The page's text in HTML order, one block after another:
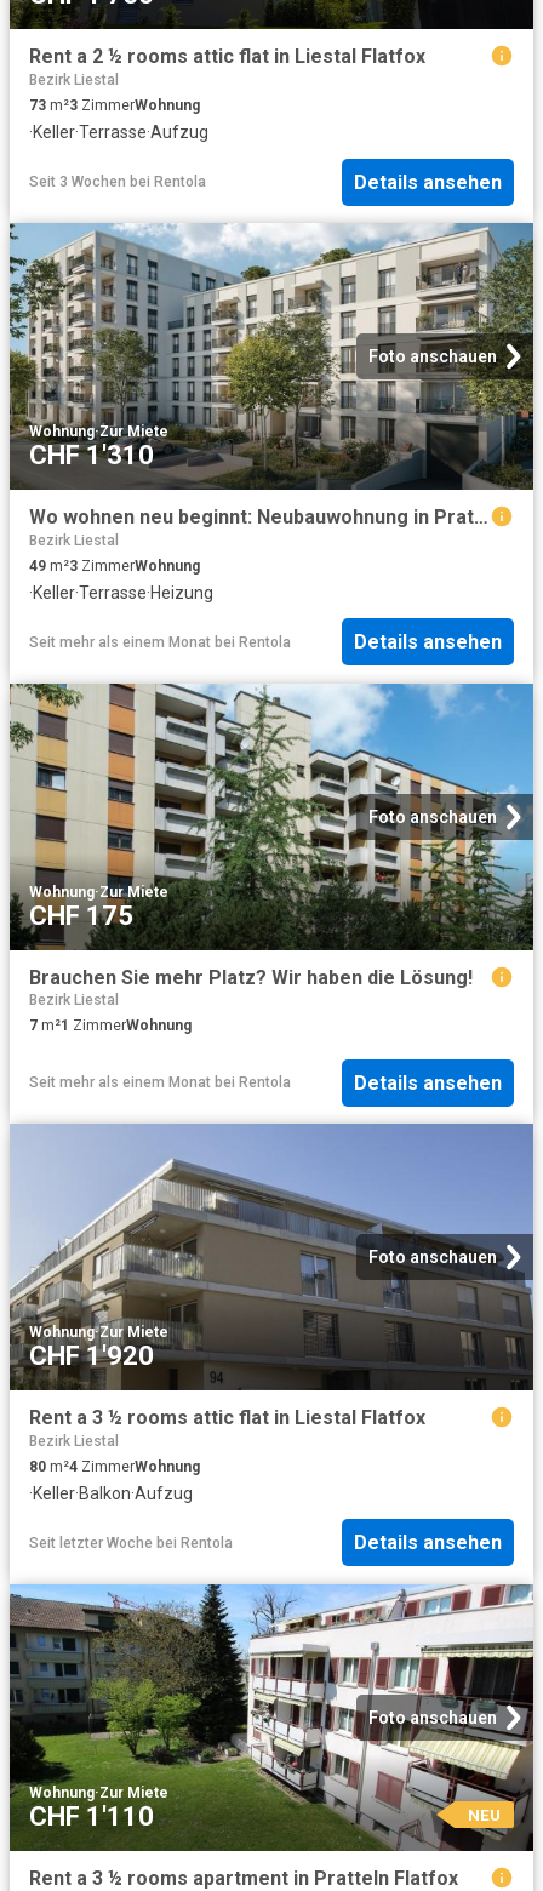
Rent a 2 ½ rooms attic flat in Liestal Flatfox
Bezirk Liestal
73 m²3 ZimmerWohnung
·Keller·Terrasse·Aufzug
Seit 3 Wochen bei Rentola Details ansehen
Foto anschauen
Wohnung·Zur Miete
CHF 1'310
Wo wohnen neu beginnt: Neubauwohnung in Pratteln
Bezirk Liestal
49 m²3 ZimmerWohnung
·Keller·Terrasse·Heizung
Seit mehr als einem Monat bei Rentola Details ansehen
Foto anschauen
Wohnung·Zur Miete
CHF 175
Brauchen Sie mehr Platz? Wir haben die Lösung!
Bezirk Liestal
7 m²1 ZimmerWohnung
Seit mehr als einem Monat bei Rentola Details ansehen
Foto anschauen
Wohnung·Zur Miete
CHF 1'920
Rent a 3 ½ rooms attic flat in Liestal Flatfox
Bezirk Liestal
80 m²4 ZimmerWohnung
·Keller·Balkon·Aufzug
Seit letzter Woche bei Rentola Details ansehen
Foto anschauen
Wohnung·Zur Miete
CHF 1'110 NEU
Rent a 3 ½ rooms apartment in Pratteln Flatfox